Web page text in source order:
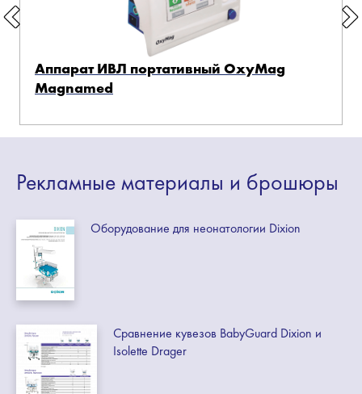
Аппарат ИВЛ портативный OxyMag
Magnamed
Рекламные материалы и брошюры
Оборудование для неонатологии Dixion
Сравнение кувезов BabyGuard Dixion и
Isolette Drager